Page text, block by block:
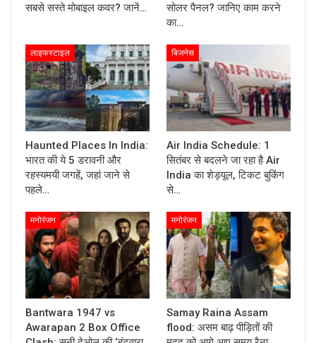
सबसे सस्ते मोबाइल कवर? जानें…
सोलर पैनल? जानिए काम करने
का…
लाइफस्टाइल
Haunted Places In India:
भारत की ये 5 डरावनी और
रहस्यमयी जगहें, जहां जाने से
पहले…
बिजनेस
Air India Schedule: 1
सितंबर से बदलने जा रहा है Air
India का शेड्यूल, टिकट बुकिंग
से…
मनोरंजन
Bantwara 1947 vs
Awarapan 2 Box Office
मनोरंजन
Samay Raina Assam
flood: असम बाढ़ पीड़ितों की